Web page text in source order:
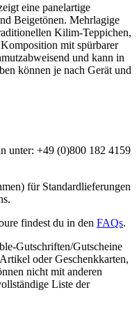
eine panelartige
Beigetönen. Mehrlagige
Kilim-Teppichen,
mit spürbarer
und kann in
können je nach Gerät und
unter: +49 (0)800 182 4159
für Standardlieferungen
findest du in den FAQs.
Gutschriften/Gutscheine
oder Geschenkkarten,
nicht mit anderen
Liste der